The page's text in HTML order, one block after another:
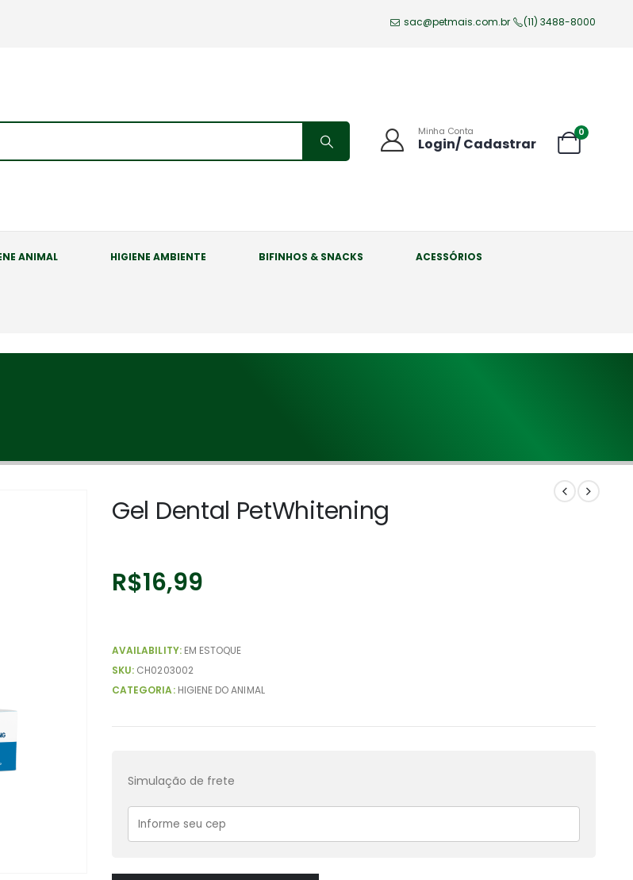
sac@petmais.com.br (11) 3488-8000
Minha Conta
Login/ Cadastrar
0
ANIMAL HIGIENE AMBIENTE BIFINHOS & SNACKS ACESSÓRIOS
Gel Dental PetWhitening
R$16,99
AVAILABILITY: EM ESTOQUE
SKU: CH0203002
CATEGORIA: HIGIENE DO ANIMAL
Simulação de frete